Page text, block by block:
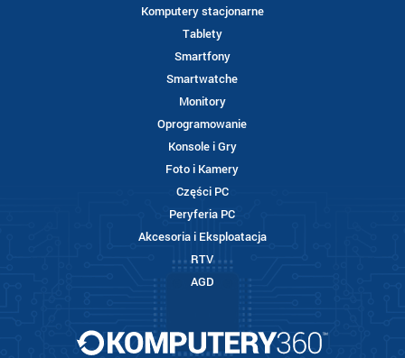
Komputery stacjonarne
Tablety
Smartfony
Smartwatche
Monitory
Oprogramowanie
Konsole i Gry
Foto i Kamery
Części PC
Peryferia PC
Akcesoria i Eksploatacja
RTV
AGD